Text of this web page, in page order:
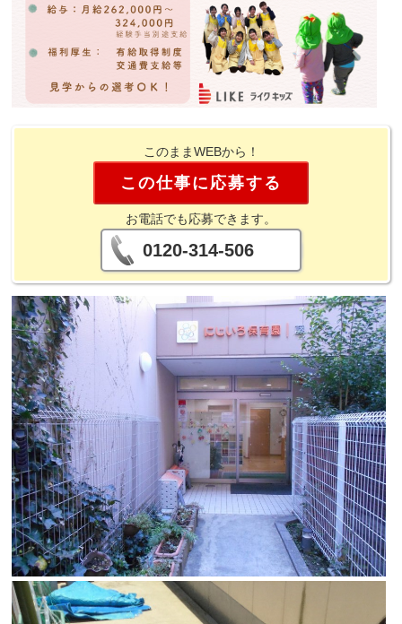
このままWEBから！
この仕事に応募する
お電話でも応募できます。
0120-314-506